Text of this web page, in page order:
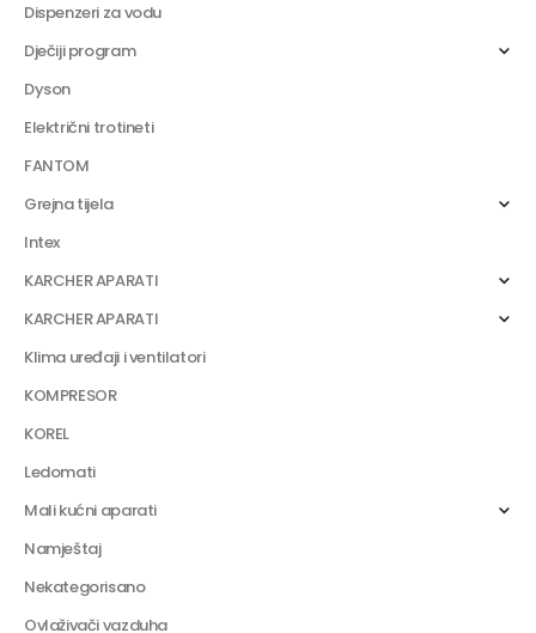
Dispenzeri za vodu
Dječiji program
Dyson
Električni trotineti
FANTOM
Grejna tijela
Intex
KARCHER APARATI
KARCHER APARATI
Klima uređaji i ventilatori
KOMPRESOR
KOREL
Ledomati
Mali kućni aparati
Namještaj
Nekategorisano
Ovlaživači vazduha